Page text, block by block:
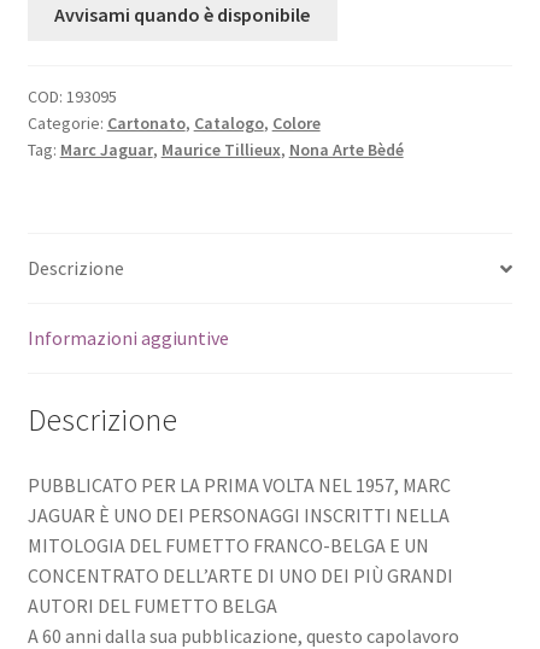
Avvisami quando è disponibile
COD: 193095
Categorie: Cartonato, Catalogo, Colore
Tag: Marc Jaguar, Maurice Tillieux, Nona Arte Bèdé
Descrizione
Informazioni aggiuntive
Descrizione
PUBBLICATO PER LA PRIMA VOLTA NEL 1957, MARC
JAGUAR È UNO DEI PERSONAGGI INSCRITTI NELLA
MITOLOGIA DEL FUMETTO FRANCO-BELGA E UN
CONCENTRATO DELL’ARTE DI UNO DEI PIÙ GRANDI
AUTORI DEL FUMETTO BELGA
A 60 anni dalla sua pubblicazione, questo capolavoro